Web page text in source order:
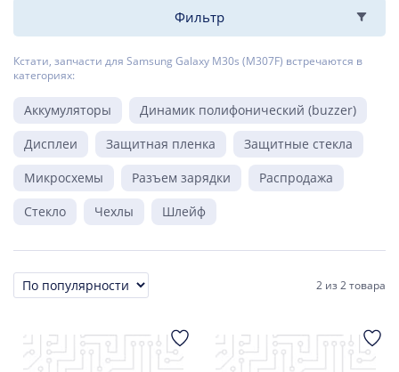
Фильтр
Кстати, запчасти для Samsung Galaxy M30s (M307F) встречаются в
категориях:
Аккумуляторы
Динамик полифонический (buzzer)
Дисплеи
Защитная пленка
Защитные стекла
Микросхемы
Разъем зарядки
Распродажа
Стекло
Чехлы Шлейф
Сортировка 2 из2 товара